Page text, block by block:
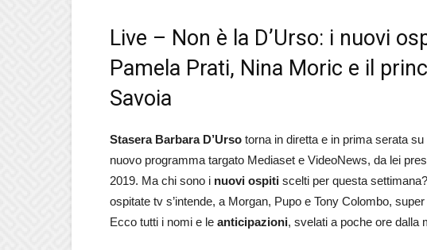
Live – Non è la D’Urso: i nuovi
Pamela Prati, Nina Moric e il
Savoia
Stasera Barbara D’Urso torna in diretta e in prima serata
nuovo programma targato Mediaset e VideoNews, da lei
2019. Ma chi sono i nuovi ospiti scelti per questa
ospitate tv s’intende, a Morgan, Pupo e Tony Colombo,
Ecco tutti i nomi e le anticipazioni, svelati a poche ore dalla